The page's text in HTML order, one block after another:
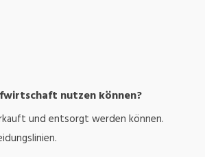
nutzen können?
und entsorgt werden können.